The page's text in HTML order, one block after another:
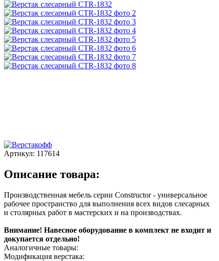
Артикул: 117614
Описание товара:
Производственная мебель серии Constructor - универсальное
рабочее пространство для выполнения всех видов слесарных
и столярных работ в мастерских и на производствах.
Внимание! Навесное оборудование в комплект не входит и
докупается отдельно!
Аналогичные товары:
Модификация верстака: